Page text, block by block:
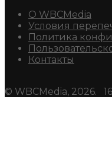
О WBCMedia
Условия
Политика
Контакты
© WBCMedia, 2026.